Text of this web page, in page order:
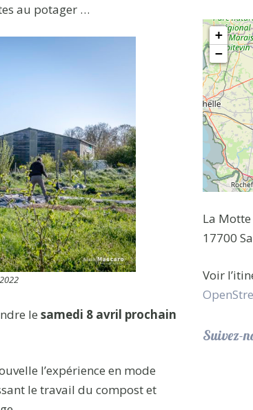
au potager …
le samedi 8 avril prochain
l’expérience en mode
le travail du compost et
+
−
La
17700
Voir
Suivez-